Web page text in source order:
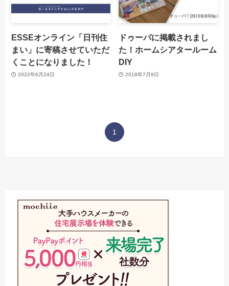
ESSEオンライン「日刊住
まい」に寄稿させていただ
くことになりました！
2022年6月24日
ドゥーパに掲載されまし
た！ホームシアタールーム
DIY
2018年7月9日
1